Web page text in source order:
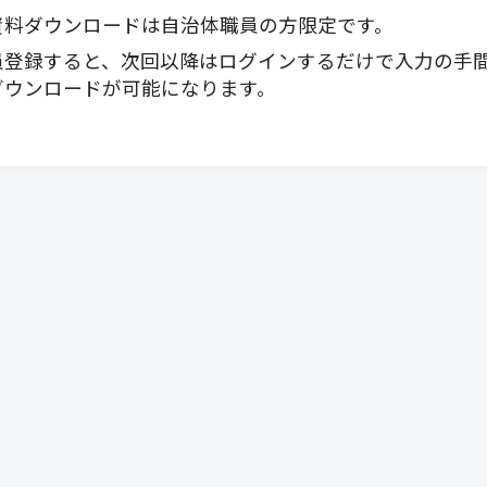
ダウンロードは自治体職員の方限定です。
録すると、次回以降はログインするだけで入力の手
ウンロードが可能になります。